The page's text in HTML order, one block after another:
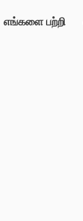
எங்களை பற்றி